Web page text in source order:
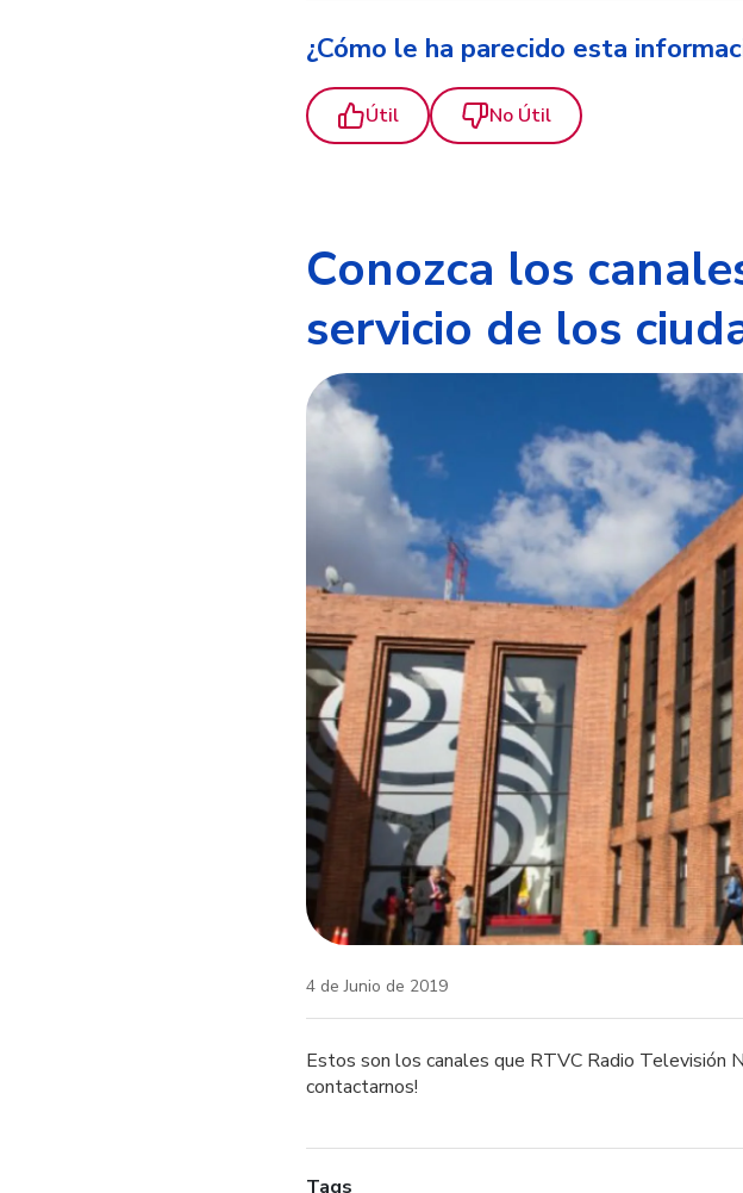
¿Cómo le ha parecido esta
Útil No Útil
Conozca los
servicio de los
4 de Junio de 2019
Estos son los canales que RTVC Radio Televisión
contactarnos!
Tags